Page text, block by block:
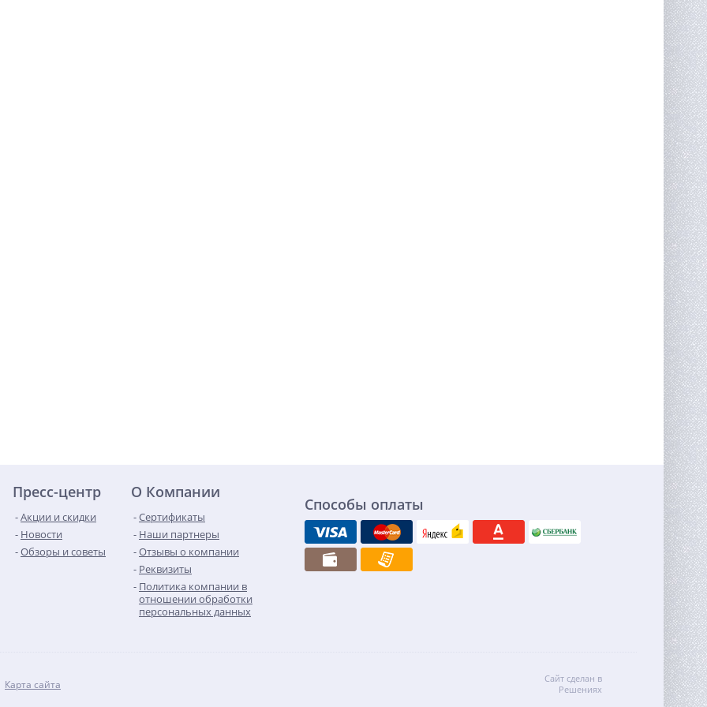
Пресс-центр
Акции и скидки
Новости
Обзоры и советы
О Компании
Сертификаты
Наши партнеры
Отзывы о компании
Реквизиты
Политика компании в
отношении обработки
персональных данных
Способы оплаты
Карта сайта
Сайт сделан в
Решениях